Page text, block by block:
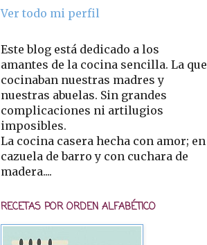
Ver todo mi perfil
Este blog está dedicado a los
amantes de la cocina sencilla. La que
cocinaban nuestras madres y
nuestras abuelas. Sin grandes
complicaciones ni artilugios
imposibles.
La cocina casera hecha con amor; en
cazuela de barro y con cuchara de
madera....
RECETAS POR ORDEN ALFABÉTICO